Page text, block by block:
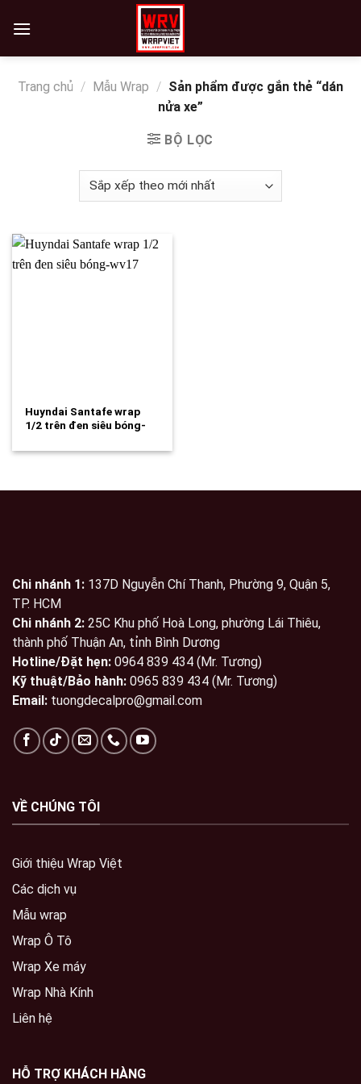
Trang chủ / Mẫu Wrap / Sản phẩm được gắn thẻ “dán
nửa xe”
BỘ LỌC
Huyndai Santafe wrap
1/2 trên đen siêu bóng-
Chi nhánh 1: 137D Nguyễn Chí Thanh, Phường 9, Quận 5,
TP. HCM
Chi nhánh 2: 25C Khu phố Hoà Long, phường Lái Thiêu,
thành phố Thuận An, tỉnh Bình Dương
Hotline/Đặt hẹn: 0964 839 434 (Mr. Tương)
Kỹ thuật/Bảo hành: 0965 839 434 (Mr. Tương)
Email: tuongdecalpro@gmail.com
VỀ CHÚNG TÔI
Giới thiệu Wrap Việt
Các dịch vụ
Mẫu wrap
Wrap Ô Tô
Wrap Xe máy
Wrap Nhà Kính
Liên hệ
HỖ TRỢ KHÁCH HÀNG